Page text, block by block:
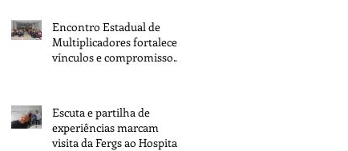
Encontro Estadual de
Multiplicadores fortalece
vínculos e compromisso
Escuta e partilha de
experiências marcam
visita da Fergs ao Hospital